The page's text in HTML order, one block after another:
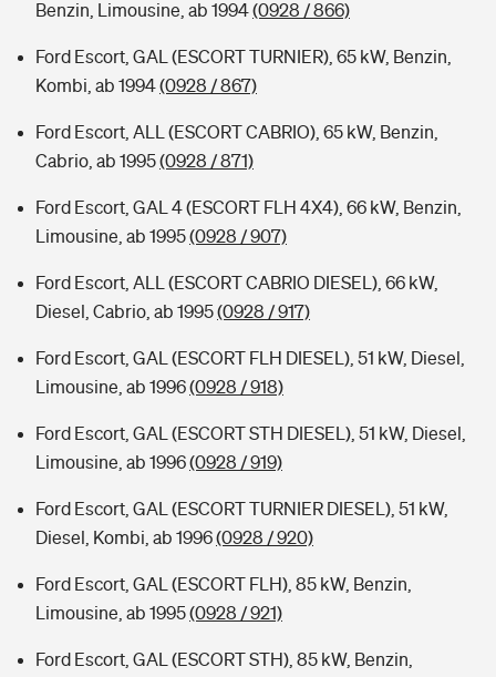
Benzin, Limousine, ab 1994(0928 / 866)
Ford Escort, GAL (ESCORT TURNIER), 65 kW, Benzin,
Kombi, ab 1994(0928 / 867)
Ford Escort, ALL (ESCORT CABRIO), 65 kW, Benzin,
Cabrio, ab 1995(0928 / 871)
Ford Escort, GAL 4 (ESCORT FLH 4X4), 66 kW, Benzin,
Limousine, ab 1995(0928 / 907)
Ford Escort, ALL (ESCORT CABRIO DIESEL), 66 kW,
Diesel, Cabrio, ab 1995(0928 / 917)
Ford Escort, GAL (ESCORT FLH DIESEL), 51 kW, Diesel,
Limousine, ab 1996(0928 / 918)
Ford Escort, GAL (ESCORT STH DIESEL), 51 kW, Diesel,
Limousine, ab 1996(0928 / 919)
Ford Escort, GAL (ESCORT TURNIER DIESEL), 51 kW,
Diesel, Kombi, ab 1996(0928 / 920)
Ford Escort, GAL (ESCORT FLH), 85 kW, Benzin,
Limousine, ab 1995(0928 / 921)
Ford Escort, GAL (ESCORT STH), 85 kW, Benzin,